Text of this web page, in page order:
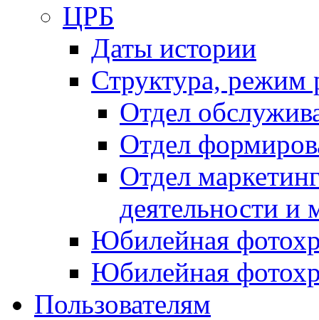
ЦРБ
Даты истории
Структура, режим
Отдел
Отдел
Отдел
деятельности и
Юбилейная
Юбилейная
Пользователям